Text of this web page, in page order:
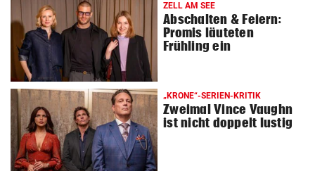
ZELL AM SEE
Abschalten & Feiern:
Promis läuteten
Frühling ein
„KRONE“-SERIEN-KRITIK
Zweimal Vince Vaughn
ist nicht doppelt lustig